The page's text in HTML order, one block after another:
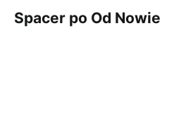
Spacer po Od Nowie